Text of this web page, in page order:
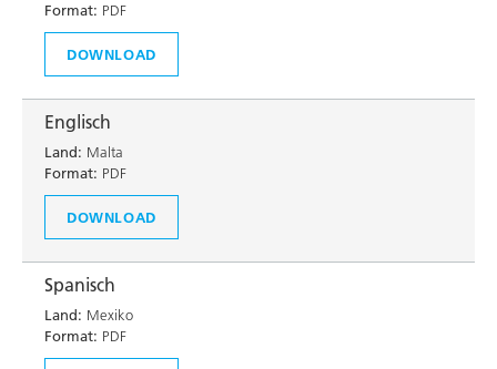
Format: PDF
DOWNLOAD
Englisch
Land: Malta
Format: PDF
DOWNLOAD
Spanisch
Land: Mexiko
Format: PDF